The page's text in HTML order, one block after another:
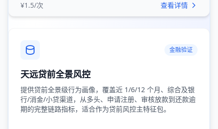
¥1.5/次 查看详情
金融验证
天远贷前全景风控
提供贷前全景级行为画像，覆盖近 1/6/12 个月、综合及银
行/消金/小贷渠道，从多头、申请注册、审核放款到还款逾
期的完整链路指标，适合作为贷前风控主特征包。